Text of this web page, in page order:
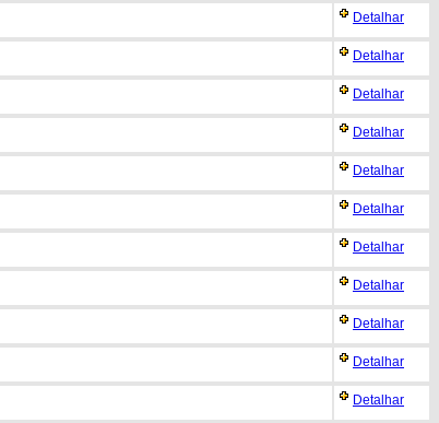
Detalhar
Detalhar
Detalhar
Detalhar
Detalhar
Detalhar
Detalhar
Detalhar
Detalhar
Detalhar
Detalhar